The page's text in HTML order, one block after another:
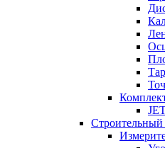
Строительный